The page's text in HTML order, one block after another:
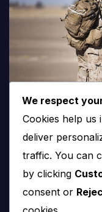
We respect
Cookies help us
deliver
traffic. You can
by clicking
consent or